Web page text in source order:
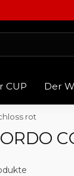
CUP Der
rot